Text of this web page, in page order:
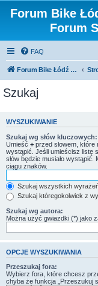
Forum Bike
Forum
FAQ
Forum Bike Łódź - Forum Rowerowe Łódź - Forum Szosowe - Forum MTB
Szukaj
WYSZUKIWANIE
Szukaj wg słów kluczowych:
Umieść + przed słowem,
wystąpić. Jeśli umieścisz listę
słów będzie musiało
ciągu znaków.
Szukaj wszystkich
Szukaj któregokolwiek z
Szukaj wg autora:
Można użyć gwiazdki (*) jako
OPCJE WYSZUKIWANIA
Przeszukaj fora:
Wybierz fora, które chcesz
chyba że funkcja „Przeszukuj